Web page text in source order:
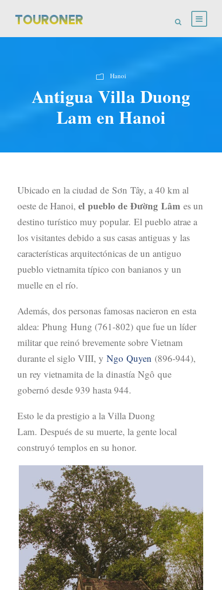
Hanoi
Antigua Villa Duong
Lam en Hanoi
Ubicado en la ciudad de Sơn Tây, a 40 km al
oeste de Hanoi, el pueblo de Đường Lâm es un
destino turístico muy popular. El pueblo atrae a
los visitantes debido a sus casas antiguas y las
características arquitectónicas de un antiguo
pueblo vietnamita típico con banianos y un
muelle en el río.
Además, dos personas famosas nacieron en esta
aldea: Phung Hung (761-802) que fue un líder
militar que reinó brevemente sobre Vietnam
durante el siglo VIII, y Ngo Quyen (896-944),
un rey vietnamita de la dinastía Ngô que
gobernó desde 939 hasta 944.
Esto le da prestigio a la Villa Duong
Lam. Después de su muerte, la gente local
construyó templos en su honor.